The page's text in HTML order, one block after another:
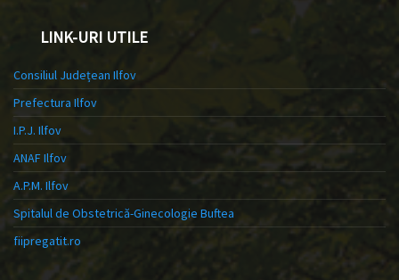
LINK-URI UTILE
Consiliul Județean Ilfov
Prefectura Ilfov
I.P.J. Ilfov
ANAF Ilfov
A.P.M. Ilfov
Spitalul de Obstetrică-Ginecologie Buftea
fiipregatit.ro